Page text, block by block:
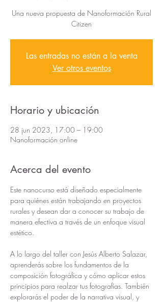
Una nueva propuesta de Nanoformación Rural
Citizen
Las entradas no están a la venta
Ver otros eventos
Horario y ubicación
28 jun 2023, 17:00 – 19:00
Nanoformación online
Acerca del evento
Este nanocurso está diseñado especialmente
para quiénes están trabajando en proyectos
rurales y desean dar a conocer su trabajo de
manera efectiva a través de un enfoque visual
estético.
A lo largo del taller con Jesús Alberto Salazar,
aprenderás sobre los fundamentos de la
composición fotográfica y cómo aplicar estos
principios para realzar tus fotografías. También
explorarás el poder de la narrativa visual, y